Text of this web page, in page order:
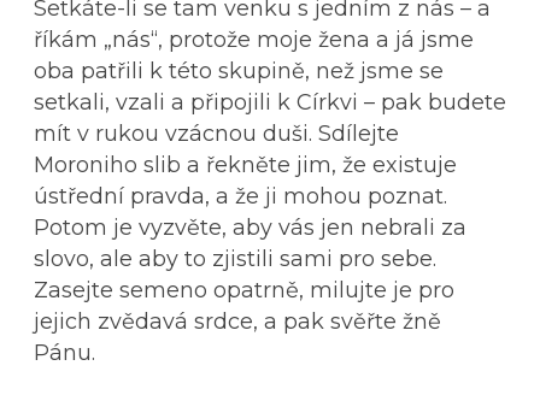
Setkáte-li se tam venku s jedním z nás – a
říkám „nás“, protože moje žena a já jsme
oba patřili k této skupině, než jsme se
setkali, vzali a připojili k Církvi – pak budete
mít v rukou vzácnou duši. Sdílejte
Moroniho slib a řekněte jim, že existuje
ústřední pravda, a že ji mohou poznat.
Potom je vyzvěte, aby vás jen nebrali za
slovo, ale aby to zjistili sami pro sebe.
Zasejte semeno opatrně, milujte je pro
jejich zvědavá srdce, a pak svěřte žně
Pánu.